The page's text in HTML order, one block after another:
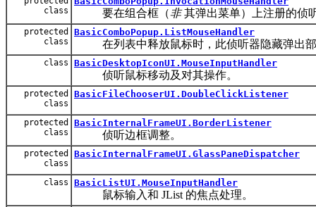
class
要在组合框（非其弹出菜单）上注册的侦
protected
class
BasicComboPopup.ListMouseHandler
在列表中释放鼠标时，此侦听器隐藏弹出
class BasicDesktopIconUI.MouseInputHandler
侦听鼠标移动及对其操作。
protected
class
BasicFileChooserUI.DoubleClickListener
protected
class
BasicInternalFrameUI.BorderListener
侦听边框调整。
protected
class
BasicInternalFrameUI.GlassPaneDispatcher
class BasicListUI.MouseInputHandler
鼠标输入和 JList 的焦点处理。